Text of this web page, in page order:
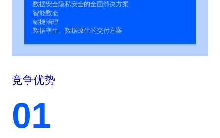
数据安全隐私安全的全面解决方案
智能数仓
敏捷治理
数据孪生、数据原生的交付方案
竞争优势
01